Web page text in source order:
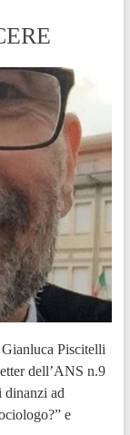
Piscitelli
dell’ANS n.9
dinanzi ad
e